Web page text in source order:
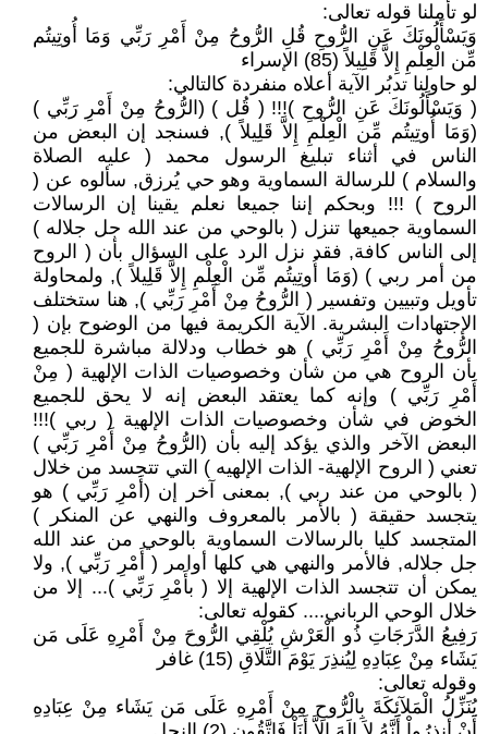
لو تأملنا قوله تعالى:
وَيَسْأَلُونَكَ عَنِ الرُّوحِ قُلِ الرُّوحُ مِنْ أَمْرِ رَبِّي وَمَا أُوتِيتُم
مِّن الْعِلْمِ إِلاَّ قَلِيلاً (85) الإسراء
لو حاولنا تدبُر الآية أعلاه منفردة كالتالي:
( وَيَسْأَلُونَكَ عَنِ الرُّوحِ )!!! ( قُل ) (الرُّوحُ مِنْ أَمْرِ رَبِّي )
(وَمَا أُوتِيتُم مِّن الْعِلْمِ إِلاَّ قَلِيلاً ), فسنجد إن البعض من
الناس في أثناء تبليغ الرسول محمد ( عليه الصلاة
والسلام ) للرسالة السماوية وهو حي يُرزق, سألوه عن (
الروح ) !!! وبحكم إننا جميعا نعلم يقينا إن الرسالات
السماوية جميعها تنزل ( بالوحي من عند الله جل جلاله )
إلى الناس كافة, فقد نزل الرد على السؤال بأن ( الروح
من أمر ربي ) (وَمَا أُوتِيتُم مِّن الْعِلْمِ إِلاَّ قَلِيلاً ), ولمحاولة
تأويل وتبيين وتفسير ( الرُّوحُ مِنْ أَمْرِ رَبِّي ), هنا ستختلف
الإجتهادات البشرية. الآية الكريمة فيها من الوضوح بإن (
الرُّوحُ مِنْ أَمْرِ رَبِّي ) هو خطاب ودلالة مباشرة للجميع
بأن الروح هي من شأن وخصوصيات الذات الإلهية ( مِنْ
أَمْرِ رَبِّي ) وإنه كما يعتقد البعض إنه لا يحق للجميع
الخوض في شأن وخصوصيات الذات الإلهية ( ربي )!!!
البعض الآخر والذي يؤكد إليه بأن (الرُّوحُ مِنْ أَمْرِ رَبِّي )
تعني ( الروح الإلهية- الذات الإلهيه ) التي تتجسد من خلال
( بالوحي من عند ربي ), بمعنى آخر إن (أَمْرِ رَبِّي ) هو
يتجسد حقيقة ( بالأمر بالمعروف والنهي عن المنكر )
المتجسد كليا بالرسالات السماوية بالوحي من عند الله
جل جلاله, فالأمر والنهي هي كلها أوامر ( أَمْرِ رَبِّي ), ولا
يمكن أن تتجسد الذات الإلهية إلا ( بأَمْرِ رَبِّي )... إلا من
خلال الوحي الرباني.... كقوله تعالى:
رَفِيعُ الدَّرَجَاتِ ذُو الْعَرْشِ يُلْقِي الرُّوحَ مِنْ أَمْرِهِ عَلَى مَن
يَشَاء مِنْ عِبَادِهِ لِيُنذِرَ يَوْمَ التَّلَاقِ (15) غافر
وقوله تعالى:
يُنَزِّلُ الْمَلآئِكَةَ بِالْرُّوحِ مِنْ أَمْرِهِ عَلَى مَن يَشَاء مِنْ عِبَادِهِ